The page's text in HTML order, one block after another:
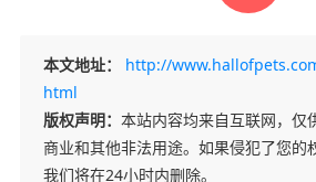
本文地址：
http://
html
版权声明： 本站内容均来自互联网，仅
商业和其他非法用途。如果侵犯了您的
我们将在24小时内删除。